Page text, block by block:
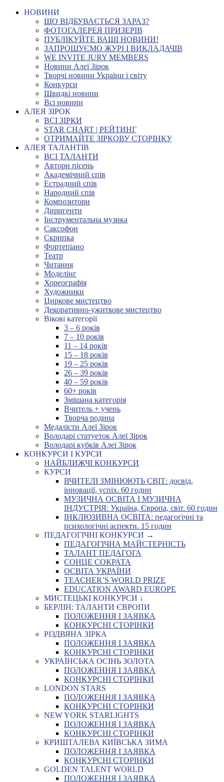
НОВИНИ
ЩО ВІДБУВАЄТЬСЯ ЗАРАЗ?
ФОТОГАЛЕРЕЯ ПРИЗЕРІВ
ПУБЛІКУЙТЕ ВАШІ НОВИНИ!
ЗАПРОШУЄМО ЖУРІ І ВИКЛАДАЧІВ
WE INVITE JURY MEMBERS
Новини Алеї Зірок
Творчі новини України і світу
Конкурси
Швидкі новини
Всі новини
АЛЕЯ ЗІРОК
ВСІ ЗІРКИ
STAR CHART | РЕЙТИНГ
ОТРИМАЙТЕ ЗІРКОВУ СТОРІНКУ
АЛЕЯ ТАЛАНТІВ
ВСІ ТАЛАНТИ
Автори пісень
Академічний спів
Естрадний спів
Народний спів
Композитори
Диригенти
Інструментальна музика
Саксофон
Скрипка
Фортепіано
Театр
Читання
Моделінг
Хореографія
Художники
Циркове мистецтво
Декоративно-ужиткове мистецтво
Вікові категорії
3 – 6 років
7 – 10 років
11 – 14 років
15 – 18 років
19 – 25 років
26 – 39 років
40 – 59 років
60+ років
Змішана категорія
Вчитель + учень
Творча родина
Медалісти Алеї Зірок
Володарі статуеток Алеї Зірок
Володарі кубків Алеї Зірок
КОНКУРСИ І КУРСИ
НАЙБЛИЖЧІ КОНКУРСИ
КУРСИ
ВЧИТЕЛІ ЗМІНЮЮТЬ СВІТ: досвід,
інновації, успіх. 60 годин
МУЗИЧНА ОСВІТА І МУЗИЧНА
ІНДУСТРІЯ: Україна, Європа, світ. 60 годин
ІНКЛЮЗИВНА ОСВІТА: педагогічні та
психологічні аспекти. 15 годин
ПЕДАГОГІЧНІ КОНКУРСИ →
ПЕДАГОГІЧНА МАЙСТЕРНІСТЬ
ТАЛАНТ ПЕДАГОГА
СОНЦЕ СОКРАТА
ОСВІТА УКРАЇНИ
TEACHER’S WORLD PRIZE
EDUCATION AWARD EUROPE
МИСТЕЦЬКІ КОНКУРСИ ↓
БЕРЛІН: ТАЛАНТИ ЄВРОПИ
ПОЛОЖЕННЯ І ЗАЯВКА
КОНКУРСНІ СТОРІНКИ
РІЗДВЯНА ЗІРКА
ПОЛОЖЕННЯ І ЗАЯВКА
КОНКУРСНІ СТОРІНКИ
УКРАЇНСЬКА ОСІНЬ ЗОЛОТА
ПОЛОЖЕННЯ І ЗАЯВКА
КОНКУРСНІ СТОРІНКИ
LONDON STARS
ПОЛОЖЕННЯ І ЗАЯВКА
КОНКУРСНІ СТОРІНКИ
NEW YORK STARLIGHTS
ПОЛОЖЕННЯ І ЗАЯВКА
КОНКУРСНІ СТОРІНКИ
КРИШТАЛЕВА КИЇВСЬКА ЗИМА
ПОЛОЖЕННЯ І ЗАЯВКА
КОНКУРСНІ СТОРІНКИ
GOLDEN TALENT WORLD
ПОЛОЖЕННЯ І ЗАЯВКА